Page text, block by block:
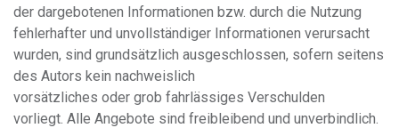
der dargebotenen Informationen bzw. durch die Nutzung
fehlerhafter und unvollständiger Informationen verursacht
wurden, sind grundsätzlich ausgeschlossen, sofern seitens
des Autors kein nachweislich
vorsätzliches oder grob fahrlässiges Verschulden
vorliegt. Alle Angebote sind freibleibend und unverbindlich.